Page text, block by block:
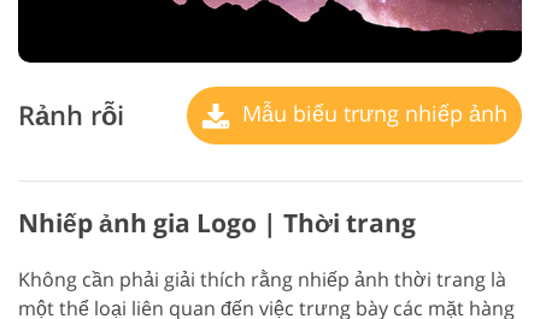
Rảnh rỗi Mẫu biểu trưng nhiếp ảnh
Nhiếp ảnh gia Logo | Thời trang
Không cần phải giải thích rằng nhiếp ảnh thời trang là
một thể loại liên quan đến việc trưng bày các mặt hàng